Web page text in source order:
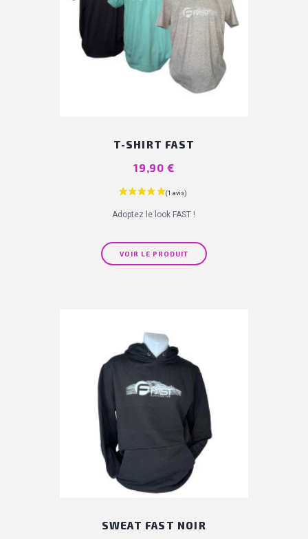
T-SHIRT FAST
Prix
19,90 €
Adoptez le look FAST !
VOIR LE PRODUIT
SWEAT FAST NOIR